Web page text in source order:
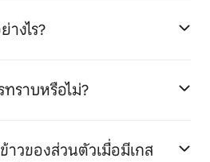
างไร?
ราบหรือไม่?
าวของส่วนตัวเมื่อมีเกส